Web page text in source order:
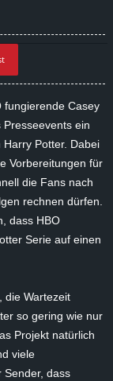
fungierende Casey
ein
Potter. Dabei
Vorbereitungen für
die Fans nach
rechnen dürfen.
dass HBO
Serie auf einen
die Wartezeit
so gering wie nur
Projekt natürlich
viele
Sender, dass